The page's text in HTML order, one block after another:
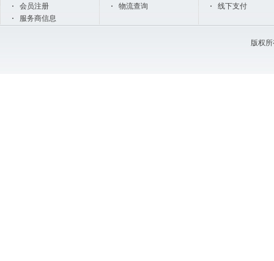
会员注册
服务商信息
物流查询 线下支付
版权